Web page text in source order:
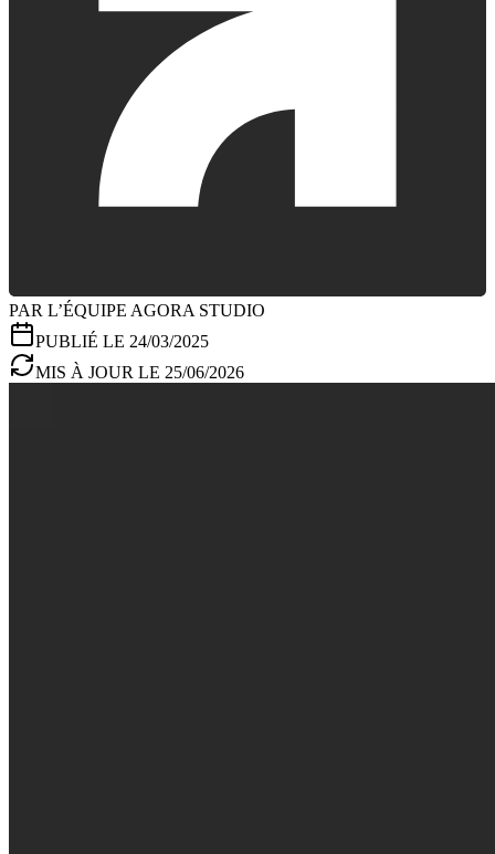
PAR L’ÉQUIPE AGORA STUDIO
PUBLIÉ LE 24/03/2025
MIS À JOUR LE 25/06/2026